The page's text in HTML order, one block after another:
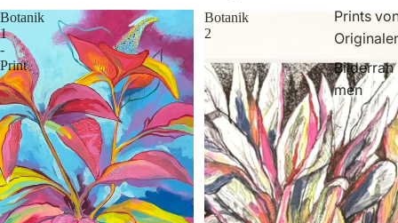
Prints
Bilderrah
men
Botanik
1
-
Print
Botanik
2